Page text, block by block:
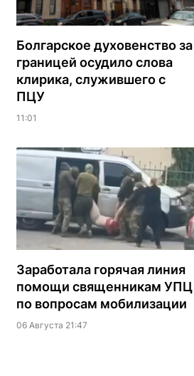
Болгарское духовенство за
границей осудило слова
клирика, служившего с
ПЦУ
11:01
Заработала горячая линия
помощи священникам УПЦ
по вопросам мобилизации
06 Августа 21:47